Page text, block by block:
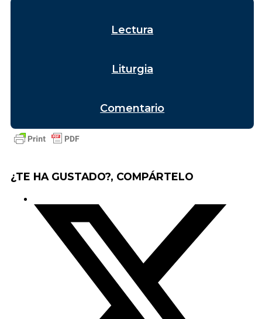
Lectura
Liturgia
Comentario
¿TE HA GUSTADO?, COMPÁRTELO